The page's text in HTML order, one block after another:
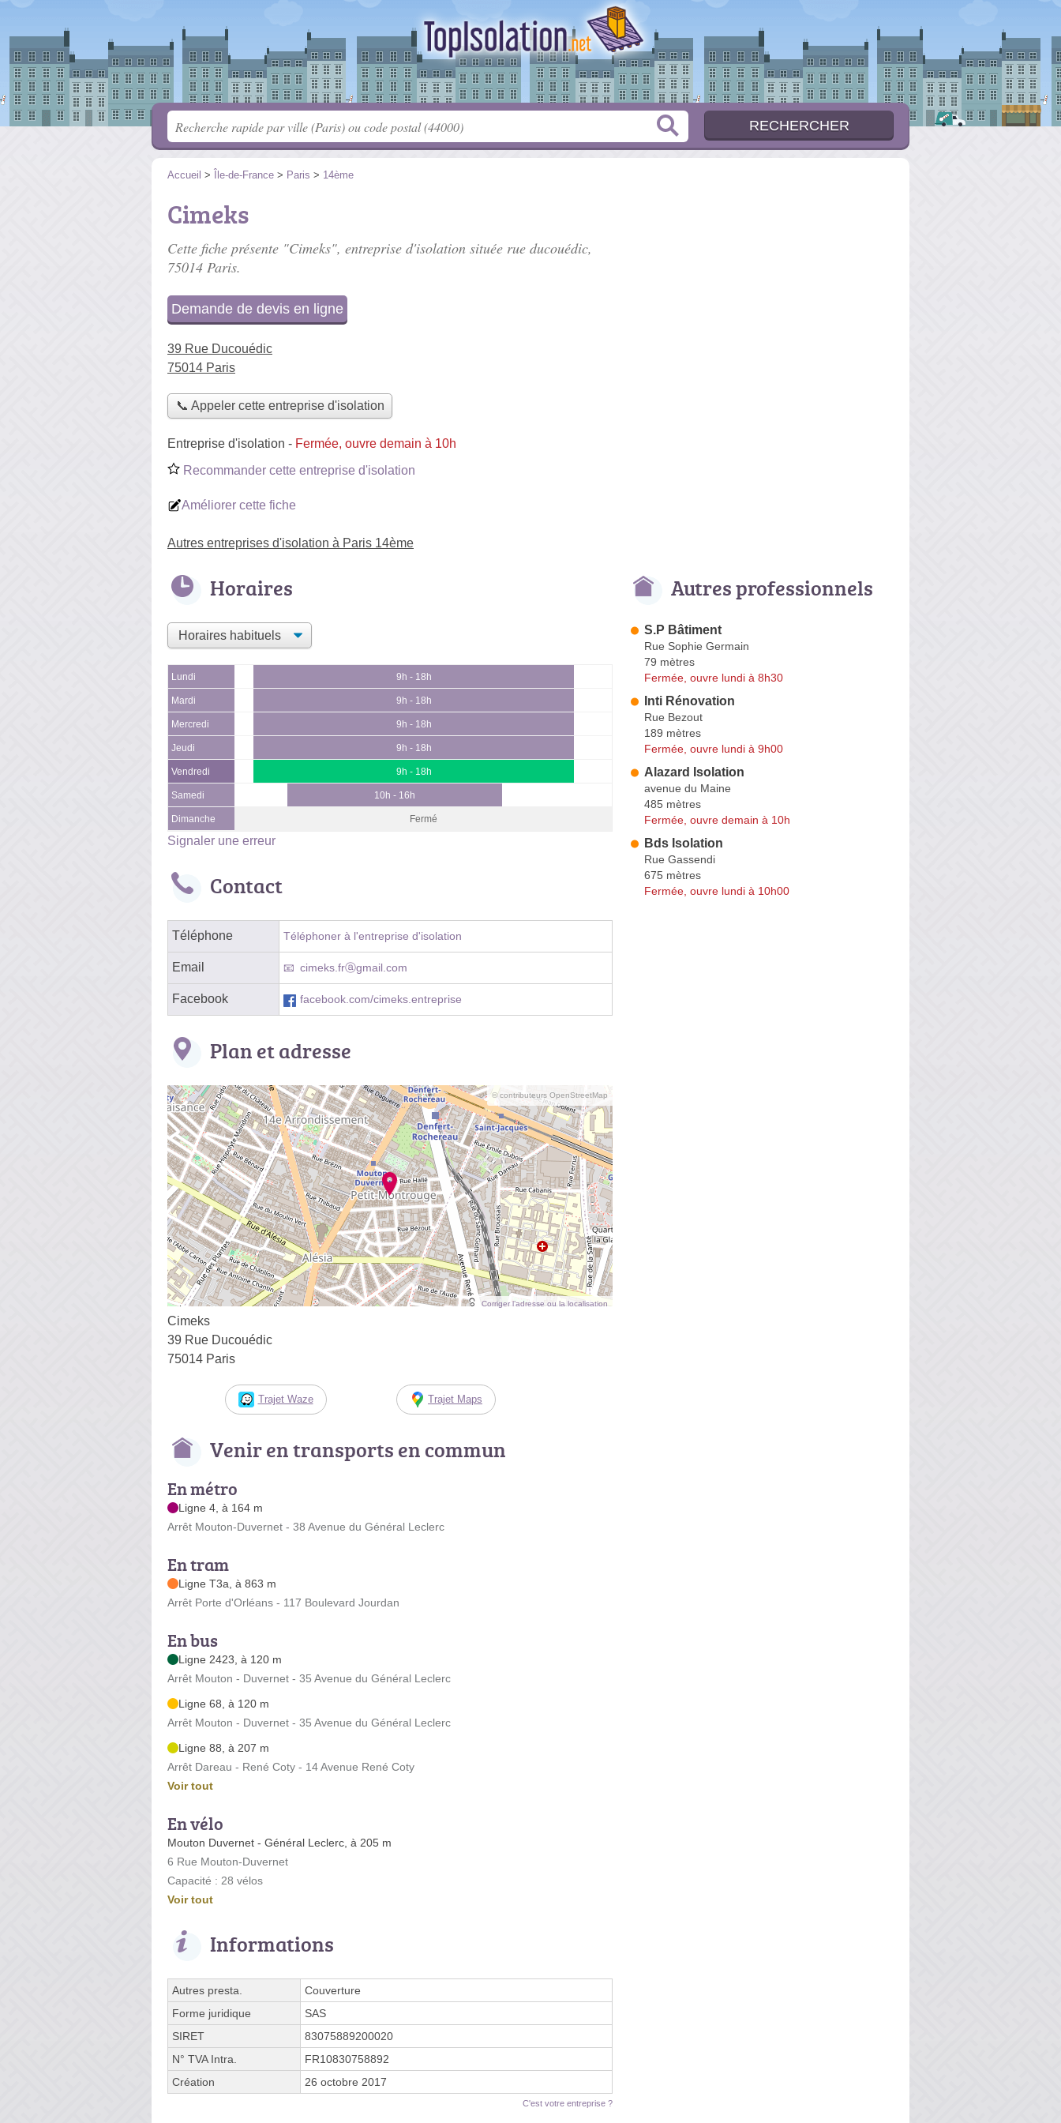
Accueil > Île-de-France > Paris > 14ème
Cimeks
Cette fiche présente "Cimeks", entreprise d'isolation située rue ducouédic,
75014 Paris.
Demande de devis en ligne
39 Rue Ducouédic
75014 Paris
📞 Appeler cette entreprise d'isolation
Entreprise d'isolation - Fermée, ouvre demain à 10h
Recommander cette entreprise d'isolation
Améliorer cette fiche
Autres entreprises d'isolation à Paris 14ème
Horaires
Lundi 9h - 18h
Mardi 9h - 18h
Mercredi 9h - 18h
Jeudi 9h - 18h
Vendredi 9h - 18h
Samedi 10h - 16h
Dimanche Fermé
Signaler une erreur
Contact
Téléphone Téléphoner à l'entreprise d'isolation
Email cimeks.frⓐgmail.com
Facebook facebook.com/cimeks.entreprise
Plan et adresse
© contributeurs OpenStreetMap
Corriger l’adresse ou la localisation
Cimeks
39 Rue Ducouédic
75014 Paris
Trajet Waze Trajet Maps
Venir en transports en commun
En métro
Ligne 4, à 164 m
Arrêt Mouton-Duvernet - 38 Avenue du Général Leclerc
En tram
Ligne T3a, à 863 m
Arrêt Porte d'Orléans - 117 Boulevard Jourdan
En bus
Ligne 2423, à 120 m
Arrêt Mouton - Duvernet - 35 Avenue du Général Leclerc
Ligne 68, à 120 m
Arrêt Mouton - Duvernet - 35 Avenue du Général Leclerc
Ligne 88, à 207 m
Arrêt Dareau - René Coty - 14 Avenue René Coty
Voir tout
En vélo
Mouton Duvernet - Général Leclerc, à 205 m
6 Rue Mouton-Duvernet
Capacité : 28 vélos
Voir tout
Informations
Autres presta.
Couverture
Forme juridique
SAS
SIRET
83075889200020
N° TVA Intra.
FR10830758892
Création
26 octobre 2017
C'est votre entreprise ?
Autres professionnels
S.P Bâtiment
Rue Sophie Germain
79 mètres
Fermée, ouvre lundi à 8h30
Inti Rénovation
Rue Bezout
189 mètres
Fermée, ouvre lundi à 9h00
Alazard Isolation
avenue du Maine
485 mètres
Fermée, ouvre demain à 10h
Bds Isolation
Rue Gassendi
675 mètres
Fermée, ouvre lundi à 10h00